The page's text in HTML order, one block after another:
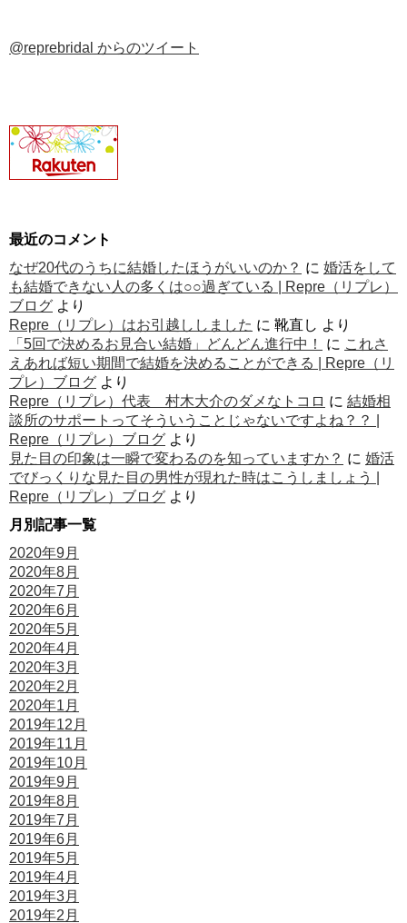
@reprebridal からのツイート
最近のコメント
なぜ20代のうちに結婚したほうがいいのか？ に 婚活をして
も結婚できない人の多くは○○過ぎている | Repre（リプレ）
ブログ より
Repre（リプレ）はお引越ししました に 靴直し より
「5回で決めるお見合い結婚」どんどん進行中！
に これさ
えあれば短い期間で結婚を決めることができる | Repre（リ
プレ）ブログ より
Repre（リプレ）代表 村木大介のダメなトコロ に 結婚相
談所のサポートってそういうことじゃないですよね？？ |
Repre（リプレ）ブログ より
見た目の印象は一瞬で変わるのを知っていますか？ に 婚活
でびっくりな見た目の男性が現れた時はこうしましょう |
Repre（リプレ）ブログ より
月別記事一覧
2020年9月
2020年8月
2020年7月
2020年6月
2020年5月
2020年4月
2020年3月
2020年2月
2020年1月
2019年12月
2019年11月
2019年10月
2019年9月
2019年8月
2019年7月
2019年6月
2019年5月
2019年4月
2019年3月
2019年2月